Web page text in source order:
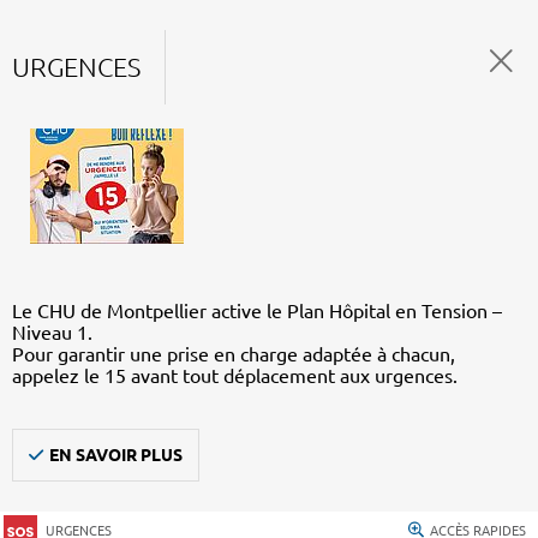
URGENCES
Le CHU de Montpellier active le Plan Hôpital en Tension –
Niveau 1.
Pour garantir une prise en charge adaptée à chacun,
appelez le 15 avant tout déplacement aux urgences.
EN SAVOIR PLUS
URGENCES ACCÈS RAPIDES